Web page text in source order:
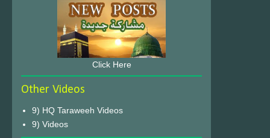
Click Here
Other Videos
9) HQ Taraweeh Videos
9) Videos